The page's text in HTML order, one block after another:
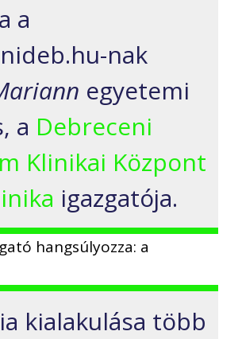
a
nak
egyetemi
a Debreceni
Klinikai Központ
igazgatója.
hangsúlyozza: a
kialakulása több